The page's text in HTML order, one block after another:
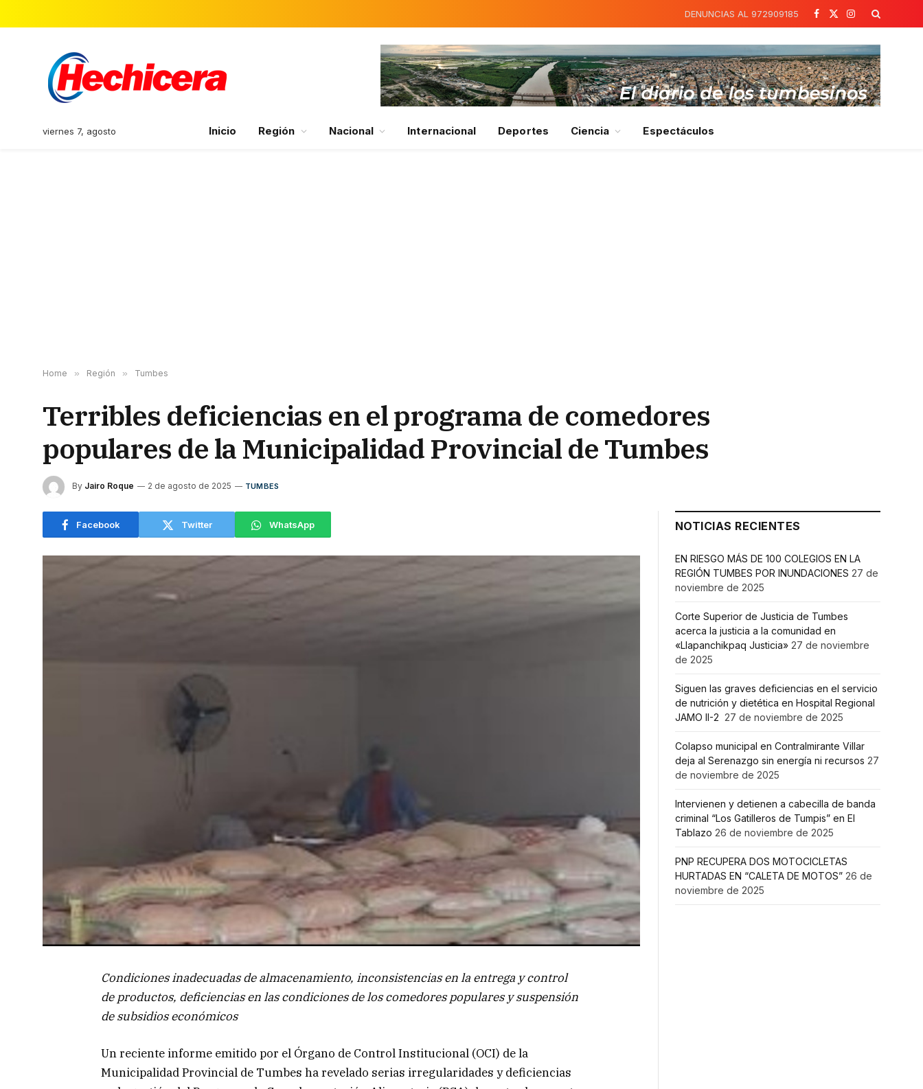
DENUNCIAS AL 972909185
Facebook
X
Instagram
viernes 7, agosto Inicio Región Nacional Internacional Deportes Ciencia Espectáculos
Home » Región » Tumbes
Terribles deficiencias en el programa de comedores
populares de la Municipalidad Provincial de Tumbes
By Jairo Roque 2 de agosto de 2025 TUMBES
Facebook Twitter WhatsApp
Condiciones inadecuadas de almacenamiento, inconsistencias en la entrega y control
de productos, deficiencias en las condiciones de los comedores populares y suspensión
de subsidios económicos
Un reciente informe emitido por el Órgano de Control Institucional (OCI) de la
Municipalidad Provincial de Tumbes ha revelado serias irregularidades y deficiencias
NOTICIAS RECIENTES
EN RIESGO MÁS DE 100 COLEGIOS EN LA
REGIÓN TUMBES POR INUNDACIONES 27 de
noviembre de 2025
Corte Superior de Justicia de Tumbes
acerca la justicia a la comunidad en
«Llapanchikpaq Justicia» 27 de noviembre
de 2025
Siguen las graves deficiencias en el servicio
de nutrición y dietética en Hospital Regional
JAMO II-2 27 de noviembre de 2025
Colapso municipal en Contralmirante Villar
deja al Serenazgo sin energía ni recursos 27
de noviembre de 2025
Intervienen y detienen a cabecilla de banda
criminal “Los Gatilleros de Tumpis” en El
Tablazo 26 de noviembre de 2025
PNP RECUPERA DOS MOTOCICLETAS
HURTADAS EN “CALETA DE MOTOS” 26 de
noviembre de 2025